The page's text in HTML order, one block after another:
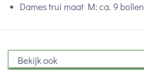
Dames trui maat M: ca. 9 bollen
Bekijk ook